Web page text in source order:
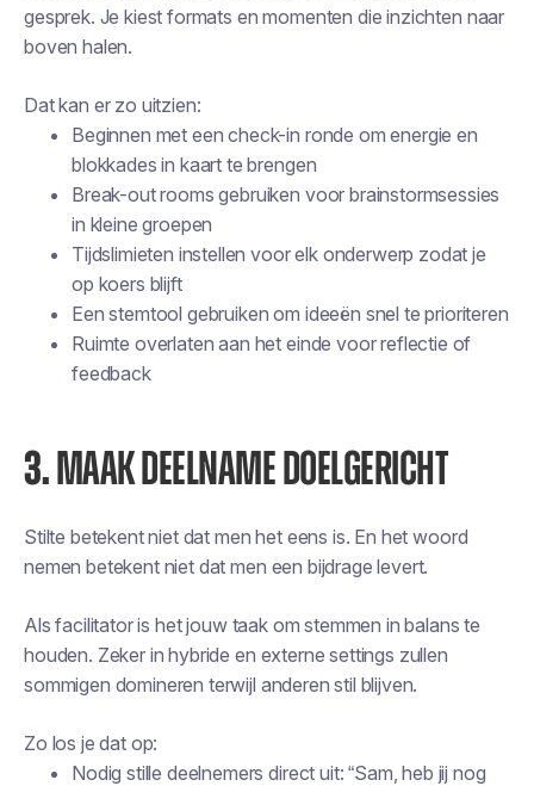
gesprek. Je kiest formats en momenten die inzichten naar
boven halen.
Dat kan er zo uitzien:
Beginnen met een check-in ronde om energie en
blokkades in kaart te brengen
Break-out rooms gebruiken voor brainstormsessies
in kleine groepen
Tijdslimieten instellen voor elk onderwerp zodat je
op koers blijft
Een stemtool gebruiken om ideeën snel te prioriteren
Ruimte overlaten aan het einde voor reflectie of
feedback
3. MAAK DEELNAME DOELGERICHT
Stilte betekent niet dat men het eens is. En het woord
nemen betekent niet dat men een bijdrage levert.
Als facilitator is het jouw taak om stemmen in balans te
houden. Zeker in hybride en externe settings zullen
sommigen domineren terwijl anderen stil blijven.
Zo los je dat op:
Nodig stille deelnemers direct uit: “Sam, heb jij nog